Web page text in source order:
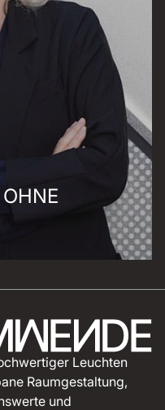
Leuchten
Raumgestaltung,
und